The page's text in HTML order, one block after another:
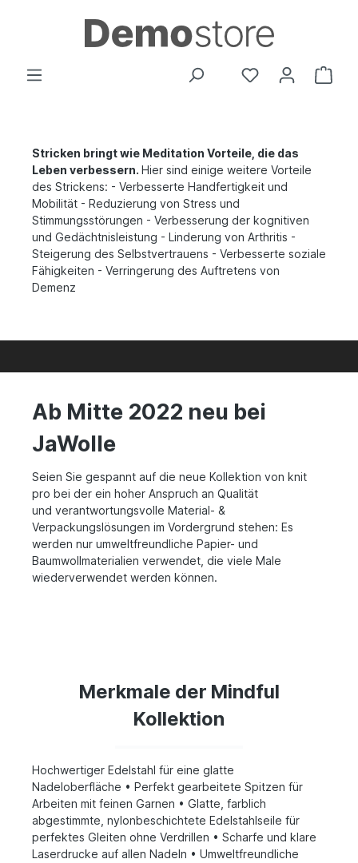
Stricken bringt wie Meditation Vorteile, die das
Leben verbessern. Hier sind einige weitere Vorteile
des Strickens: - Verbesserte Handfertigkeit und
Mobilität - Reduzierung von Stress und
Stimmungsstörungen - Verbesserung der kognitiven
und Gedächtnisleistung - Linderung von Arthritis -
Steigerung des Selbstvertrauens - Verbesserte soziale
Fähigkeiten - Verringerung des Auftretens von
Demenz
Ab Mitte 2022 neu bei
JaWolle
Seien Sie gespannt auf die neue Kollektion von knit
pro bei der ein hoher Anspruch an Qualität
und verantwortungsvolle Material- &
Verpackungslösungen im Vordergrund stehen: Es
werden nur umweltfreundliche Papier- und
Baumwollmaterialien verwendet, die viele Male
wiederverwendet werden können.
Merkmale der Mindful
Kollektion
Hochwertiger Edelstahl für eine glatte
Nadeloberfläche • Perfekt gearbeitete Spitzen für
Arbeiten mit feinen Garnen • Glatte, farblich
abgestimmte, nylonbeschichtete Edelstahlseile für
perfektes Gleiten ohne Verdrillen • Scharfe und klare
Laserdrucke auf allen Nadeln • Umweltfreundliche